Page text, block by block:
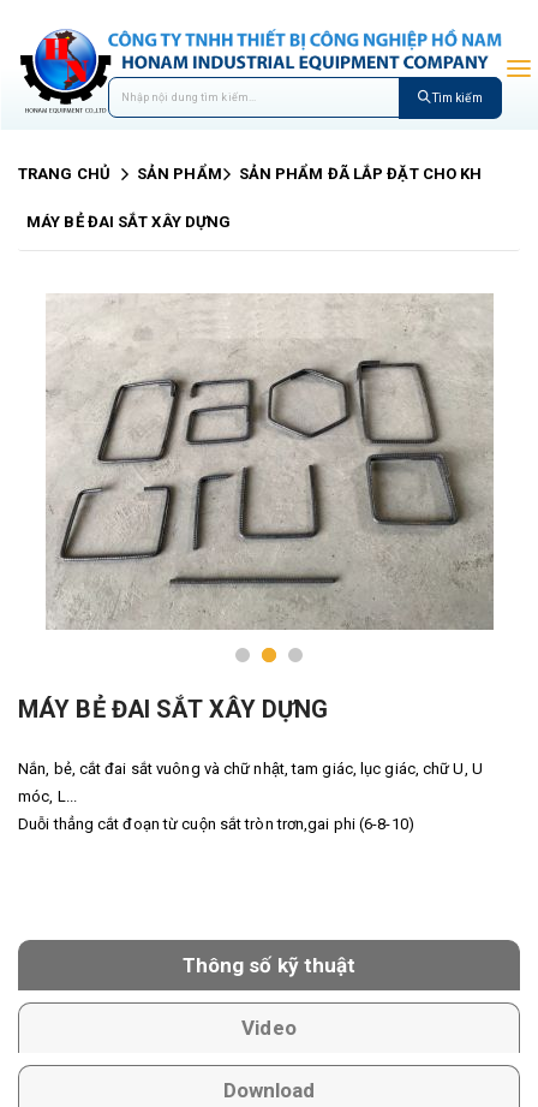
Tìm kiếm
TRANG CHỦ SẢN PHẨM SẢN PHẨM ĐÃ LẮP ĐẶT CHO KH
MÁY BẺ ĐAI SẮT XÂY DỰNG
MÁY BẺ ĐAI SẮT XÂY DỰNG
Nắn, bẻ, cắt đai sắt vuông và chữ nhật, tam giác, lục giác, chữ U, U
móc, L...
Duỗi thẳng cắt đoạn từ cuộn sắt tròn trơn,gai phi (6-8-10)
Thông số kỹ thuật
Video
Download